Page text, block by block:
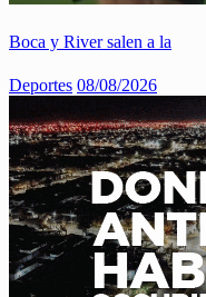
Boca y River salen a la
Deportes 08/08/2026